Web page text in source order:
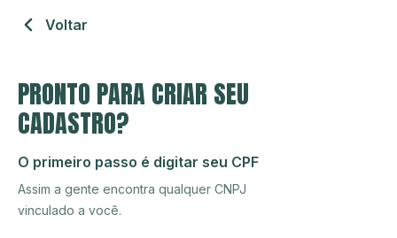
Voltar
PRONTO PARA CRIAR SEU
CADASTRO?
O primeiro passo é digitar seu CPF
Assim a gente encontra qualquer CNPJ
vinculado a você.